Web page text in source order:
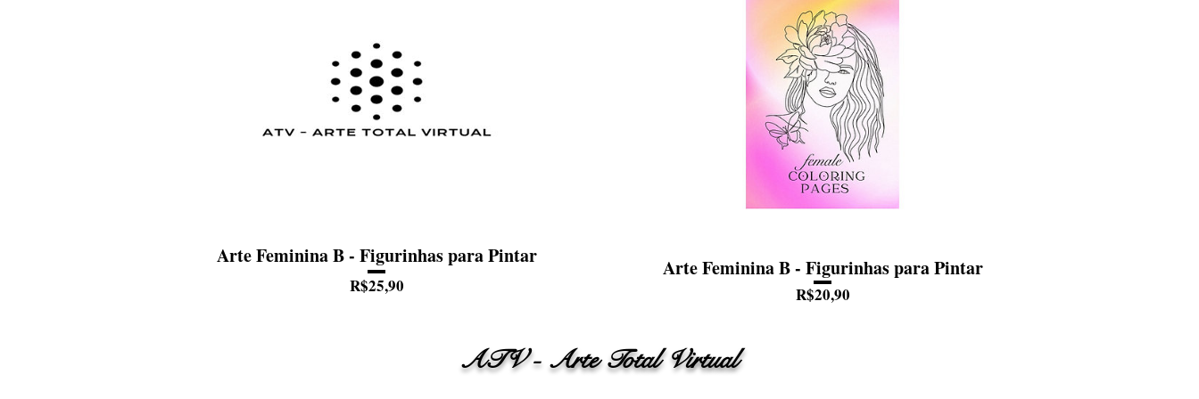
Arte Feminina B - Figurinhas para Pintar
R$25,90Preço
Arte Feminina B - Figurinhas para Pintar
R$20,90Preço
ATV - Arte Total Virtual